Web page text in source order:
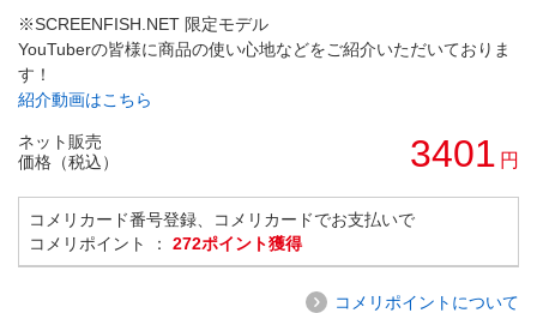
※SCREENFISH.NET 限定モデル
YouTuberの皆様に商品の使い心地などをご紹介いただいておりま
す！
紹介動画はこちら
ネット販売
価格（税込）
3401 円
コメリカード番号登録、コメリカードでお支払いで
コメリポイント ： 272ポイント獲得
コメリポイントについて